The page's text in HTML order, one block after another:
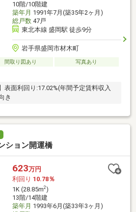
10階/10階建
築年月 1991年7月(築35年2ヶ月)
総戸数47戸
東北本線 盛岡駅 徒歩9分
岩手県盛岡市材木町
間取り図あり
写真あり
表面利回り:17.02%(年間予定賃料収入
き
ション開運橋
623万円
利回り 10.78％
1K (28.85m2)
13階/14階建
築年月 1993年6月(築33年3ヶ月)